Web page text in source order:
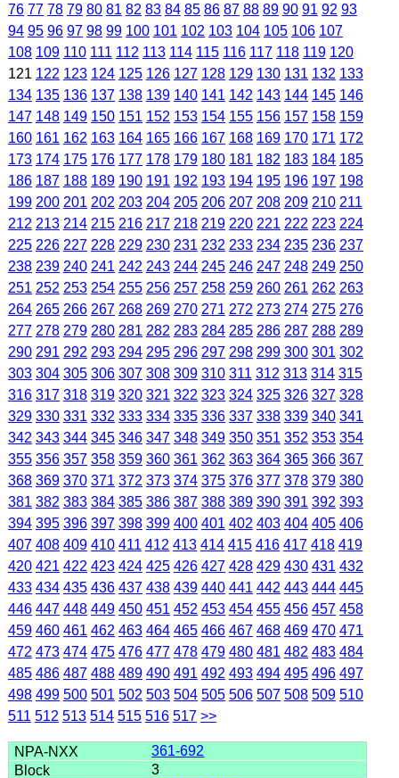
76 77 78 79 80 81 82 83 84 85 86 87 88 89 90 91 92 93
94 95 96 97 98 99 100 101 102 103 104 105 106 107
108 109 110 111 112 113 114 115 116 117 118 119 120
121 122 123 124 125 126 127 128 129 130 131 132 133
134 135 136 137 138 139 140 141 142 143 144 145 146
147 148 149 150 151 152 153 154 155 156 157 158 159
160 161 162 163 164 165 166 167 168 169 170 171 172
173 174 175 176 177 178 179 180 181 182 183 184 185
186 187 188 189 190 191 192 193 194 195 196 197 198
199 200 201 202 203 204 205 206 207 208 209 210 211
212 213 214 215 216 217 218 219 220 221 222 223 224
225 226 227 228 229 230 231 232 233 234 235 236 237
238 239 240 241 242 243 244 245 246 247 248 249 250
251 252 253 254 255 256 257 258 259 260 261 262 263
264 265 266 267 268 269 270 271 272 273 274 275 276
277 278 279 280 281 282 283 284 285 286 287 288 289
290 291 292 293 294 295 296 297 298 299 300 301 302
303 304 305 306 307 308 309 310 311 312 313 314 315
316 317 318 319 320 321 322 323 324 325 326 327 328
329 330 331 332 333 334 335 336 337 338 339 340 341
342 343 344 345 346 347 348 349 350 351 352 353 354
355 356 357 358 359 360 361 362 363 364 365 366 367
368 369 370 371 372 373 374 375 376 377 378 379 380
381 382 383 384 385 386 387 388 389 390 391 392 393
394 395 396 397 398 399 400 401 402 403 404 405 406
407 408 409 410 411 412 413 414 415 416 417 418 419
420 421 422 423 424 425 426 427 428 429 430 431 432
433 434 435 436 437 438 439 440 441 442 443 444 445
446 447 448 449 450 451 452 453 454 455 456 457 458
459 460 461 462 463 464 465 466 467 468 469 470 471
472 473 474 475 476 477 478 479 480 481 482 483 484
485 486 487 488 489 490 491 492 493 494 495 496 497
498 499 500 501 502 503 504 505 506 507 508 509 510
511 512 513 514 515 516 517 >>
361-692
3